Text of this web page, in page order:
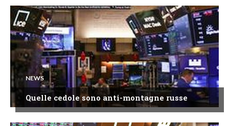
NEWS
Quelle cedole sono anti-montagne russe